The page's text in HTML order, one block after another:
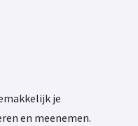
je
en meenemen.